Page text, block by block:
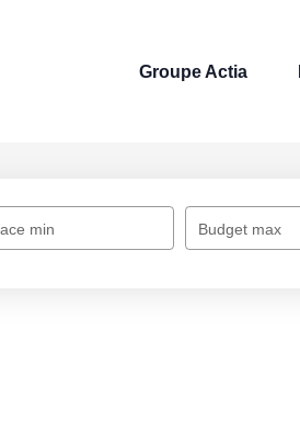
Groupe Actia
min Budget max